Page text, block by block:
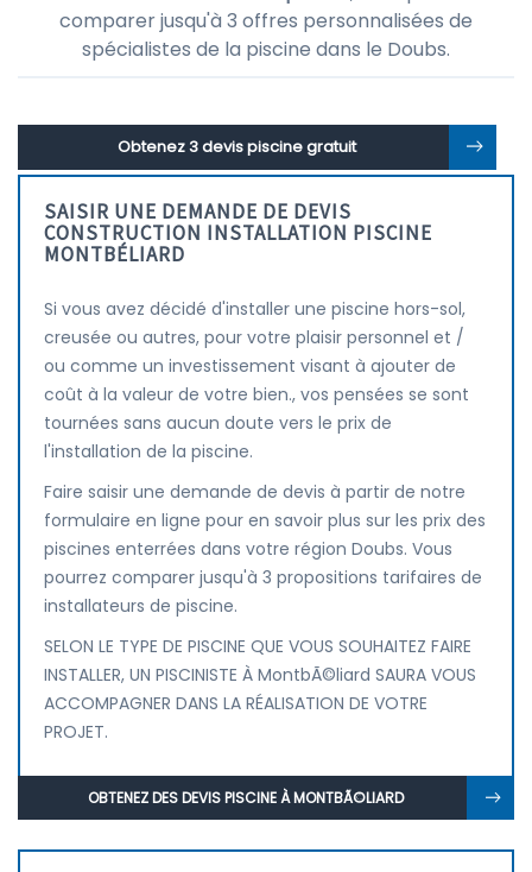
comparer jusqu'à 3 offres personnalisées de
spécialistes de la piscine dans le Doubs.
Obtenez 3 devis piscine gratuit
SAISIR UNE DEMANDE DE DEVIS
CONSTRUCTION INSTALLATION PISCINE
MONTBÉLIARD
Si vous avez décidé d'installer une piscine hors-sol,
creusée ou autres, pour votre plaisir personnel et /
ou comme un investissement visant à ajouter de
coût à la valeur de votre bien., vos pensées se sont
tournées sans aucun doute vers le prix de
l'installation de la piscine.
Faire saisir une demande de devis à partir de notre
formulaire en ligne pour en savoir plus sur les prix des
piscines enterrées dans votre région Doubs. Vous
pourrez comparer jusqu'à 3 propositions tarifaires de
installateurs de piscine.
SELON LE TYPE DE PISCINE QUE VOUS SOUHAITEZ FAIRE
INSTALLER, UN PISCINISTE À MontbÃ©liard SAURA VOUS
ACCOMPAGNER DANS LA RÉALISATION DE VOTRE
PROJET.
OBTENEZ DES DEVIS PISCINE À MONTBÃ©LIARD